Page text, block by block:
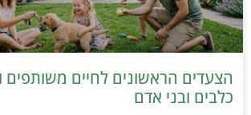
הצעדים הראשונים לחיים משותפים
כלבים ובני אדם